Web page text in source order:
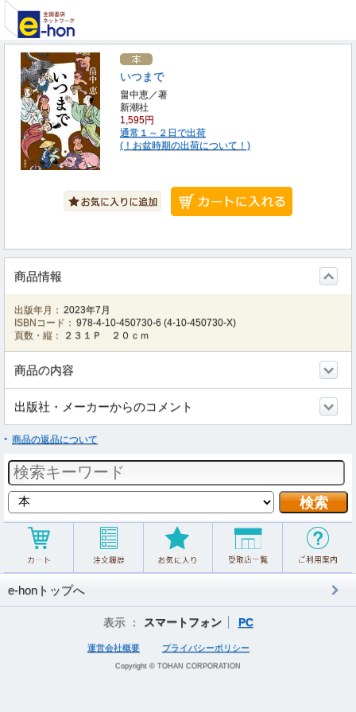
いつまで
畠中恵／著
新潮社
1,595円
通常１～２日で出荷
(！お盆時期の出荷について！)
商品情報
出版年月： 2023年7月
ISBNコード： 978-4-10-450730-6 (4-10-450730-X)
頁数・縦：
２３１Ｐ ２０ｃｍ
商品の内容
出版社・メーカーからのコメント
商品の返品について
e-honトップへ
表示 ： スマートフォン PC
運営会社概要 プライバシーポリシー
Copyright © TOHAN CORPORATION